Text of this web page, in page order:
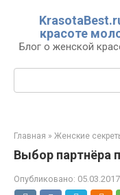
контентукрасоте
Блог о женской
Главная » Женские
Выбор партнёра
Опубликовано: 05.03.2017